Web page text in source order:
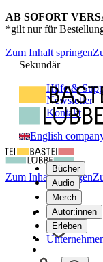
AB SOFORT
*gilt nur für
Zum Inhalt springen
Sekundär
Hilfe &
Newsletter
Kontakt
English
Bücher
Audio
Merch
Autor:innen
Erleben
Zum Inhalt springen